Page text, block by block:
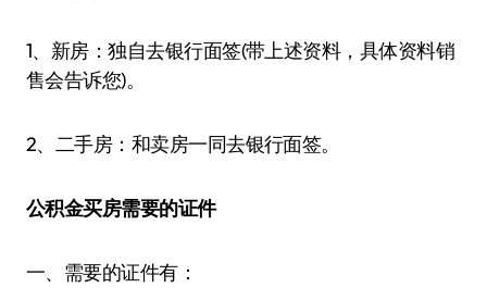
1、新房：独自去银行面签(带上述资料，具体资料销
售会告诉您)。
2、二手房：和卖房一同去银行面签。
公积金买房需要的证件
一、需要的证件有：